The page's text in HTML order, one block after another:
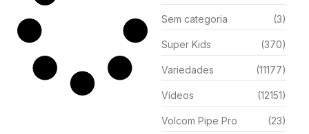
Sem categoria (3)
Super Kids (370)
Variedades (11177)
Vídeos (12151)
Volcom Pipe Pro (23)